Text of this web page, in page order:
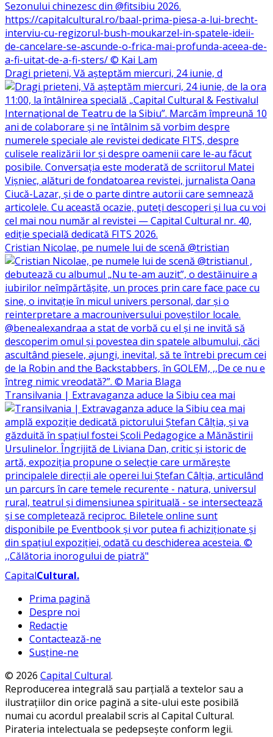
Dragi prieteni, Vă așteptăm miercuri, 24 iunie, d
Cristian Nicolae, pe numele lui de scenă @tristian
Transilvania | Extravaganza aduce la Sibiu cea mai
CapitalCultural.
Prima pagină
Despre noi
Redacție
Contactează-ne
Susține-ne
© 2026 Capital Cultural.
Reproducerea integrală sau parțială a textelor sau a
ilustrațiilor din orice pagină a site-ului este posibilă
numai cu acordul prealabil scris al Capital Cultural.
Pirateria intelectuala se pedepsește conform legii.